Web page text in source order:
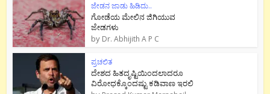
ಜೇಡನ ಜಾಡು ಹಿಡಿದು..
ಗೋಡೆಯ ಮೇಲಿನ ಜಿಗಿಯುವ
ಜೇಡಗಳು
by Dr. Abhijith A P C
ಪ್ರಚಲಿತ
ದೇಶದ ಹಿತದೃಷ್ಟಿಯಿಂದಲಾದರೂ
ವಿರೋಧಕ್ಕೊಂದಷ್ಟು ಕಡಿವಾಣ ಇರಲಿ